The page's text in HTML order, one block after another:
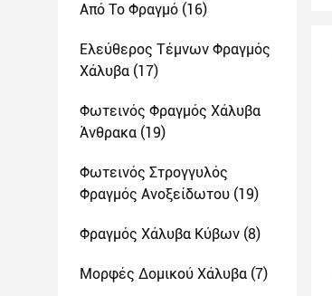
Από Το Φραγμό (16)
Ελεύθερος Τέμνων Φραγμός
Χάλυβα (17)
Φωτεινός Φραγμός Χάλυβα
Άνθρακα (19)
Φωτεινός Στρογγυλός
Φραγμός Ανοξείδωτου (19)
Φραγμός Χάλυβα Κύβων (8)
Μορφές Δομικού Χάλυβα (7)